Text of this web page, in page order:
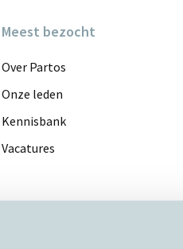
Meest bezocht
Over Partos
Onze leden
Kennisbank
Vacatures